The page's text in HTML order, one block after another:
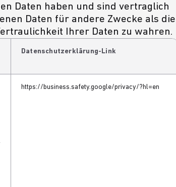
Daten haben und sind vertraglich
Daten für andere Zwecke als die
Ihrer Daten zu wahren.
Datenschutzerklärung-Link
https://business.safety.google/privacy/?hl=en